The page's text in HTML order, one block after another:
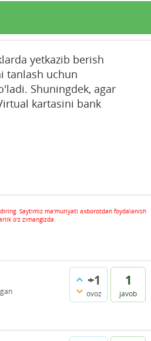
yetkazib berish
tanlash uchun
Shuningdek, agar
kartasini bank
Saytimiz ma'muriyati axborotdan foydalanish
o'z zimangizda.
+1
ovoz
1
javob